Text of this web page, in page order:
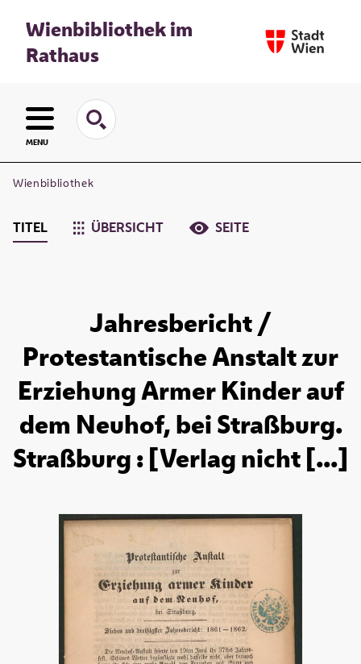
Wienbibliothek im
Rathaus
MENU
Wienbibliothek
TITEL ÜBERSICHT SEITE
Jahresbericht /
Protestantische Anstalt zur
Erziehung Armer Kinder auf
dem Neuhof, bei Straßburg.
Straßburg : [Verlag nicht [...]